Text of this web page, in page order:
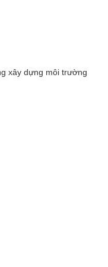
xây dựng môi trường